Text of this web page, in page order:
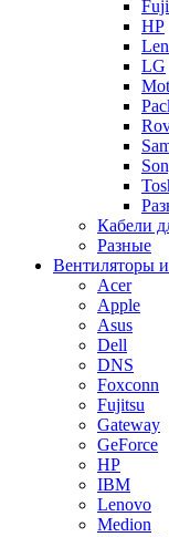
HP
LG
Кабели
Разные
Вентиляторы
Acer
Apple
Asus
Dell
DNS
Foxconn
Fujitsu
Gateway
GeForce
HP
IBM
Lenovo
Medion